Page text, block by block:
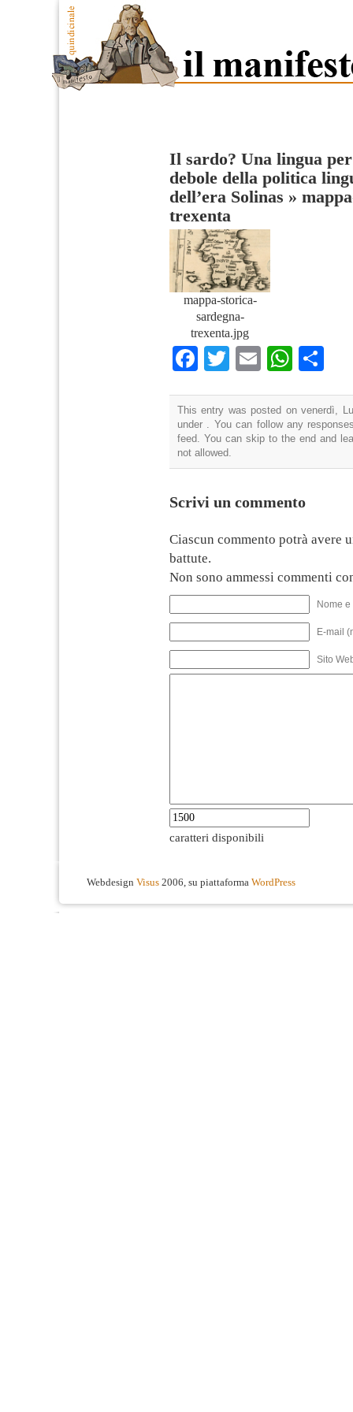
Il sardo? Una lingua
debole della politica
dell’era Solinas »
trexenta
mappa-storica-
sardegna-
trexenta.jpg
Facebook
Twitter
Email
This entry was posted on venerdì,
under . You can follow any
feed. You can skip to the end and
not allowed.
Scrivi un commento
Ciascun commento potrà avere
battute.
Non sono ammessi commenti
Nome
E-mail
Sito
caratteri disponibili
Webdesign Visus 2006, su piattaforma WordPress